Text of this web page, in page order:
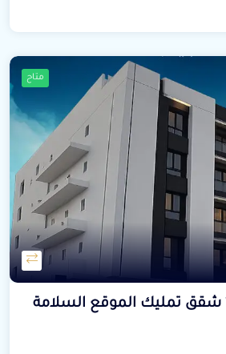
متاح
مشروع رقم 1064 شقق تمليك الموقع السلامة